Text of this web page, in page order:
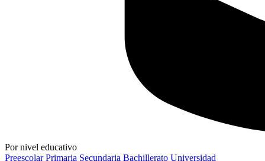
Por nivel educativo
PreescolarPrimaria Secundaria Bachillerato Universidad